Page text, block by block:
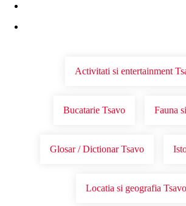
Activitati si entertainment
Bucatarie Tsavo Fauna
Glosar / Dictionar Tsavo
Locatia si geografia Tsavo